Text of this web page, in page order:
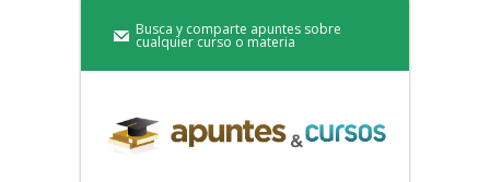
Busca y comparte apuntes sobre
cualquier curso o materia